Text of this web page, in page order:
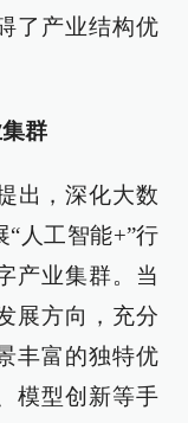
了产业结构优
群
出，深化大数
人工智能+”行
产业集群。当
展方向，充分
丰富的独特优
模型创新等手